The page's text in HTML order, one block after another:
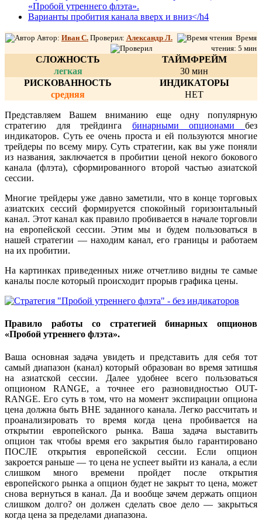
«Пробой утреннего флэта».
Варианты пробития канала вверх и вниз</h4
Автор: Иван С. Проверил: Александр Л.
Время
чтения: 5 мин
СЛОЖНОСТЬ
ТАЙМФРЕЙМ
легкая
30 мин
РИСКОВАННОСТЬ
ИНДИКАТОРЫ
средняя
НЕТ
Представляем Вашем вниманию еще одну популярную
стратегию для трейдинга бинарными опционамибез
индикаторов. Суть ее очень проста и ей пользуются многие
трейдеры по всему миру. Суть стратегии, как вы уже поняли
из названия, заключается в пробитии ценой некого бокового
канала (флэта), сформированного второй частью азиатской
сессии.
Многие трейдеры уже давно заметили, что в конце торговых
азиатских сессий формируется спокойный горизонтальный
канал. Этот канал как правило пробивается в начале торговли
на европейской сессии. Этим мы и будем пользоваться в
нашей стратегии — находим канал, его границы и работаем
на их пробитии.
На картинках приведенных ниже отчетливо видны те самые
каналы после который происходит прорыв графика цены.
Правило работы со стратегией бинарных опционов
«Пробой утреннего флэта».
Ваша основная задача увидеть и представить для себя тот
самый диапазон (канал) который образован во время затишья
на азиатской сессии. Далее удобнее всего пользоваться
опционом RANGE, а точнее его разновидностью OUT-
RANGE. Его суть в том, что на момент экспирации опциона
цена должна быть ВНЕ заданного канала. Легко рассчитать и
проанализировать то время когда цена пробивается на
открытии европейского рынка. Ваша задача выставить
опцион так чтобы время его закрытия было гарантировано
ПОСЛЕ открытия европейской сессии. Если опцион
закроется раньше — то цена не успеет выйти из канала, а если
слишком много времени пройдет после открытия
европейского рынка а опцион будет не закрыт то цена, может
снова вернуться в канал. Да и вообще зачем держать опцион
слишком долго? он должен сделать свое дело — закрыться
когда цена за пределами диапазона.